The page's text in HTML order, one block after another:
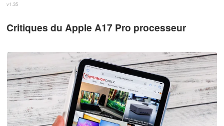
v1.35
Critiques du Apple A17 Pro processeur